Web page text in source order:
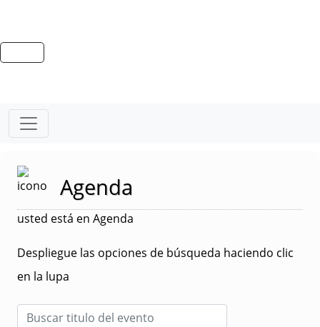
Agenda
usted está en Agenda
Despliegue las opciones de búsqueda haciendo clic
en la lupa